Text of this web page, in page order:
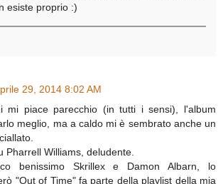
esiste proprio :)
29, 2014 8:02 AM
mi piace parecchio (in tutti i sensi), l'album
meglio, ma a caldo mi è sembrato anche un
Pharrell Williams, deludente.
benissimo Skrillex e Damon Albarn, lo
"Out of Time" fa parte della playlist della mia